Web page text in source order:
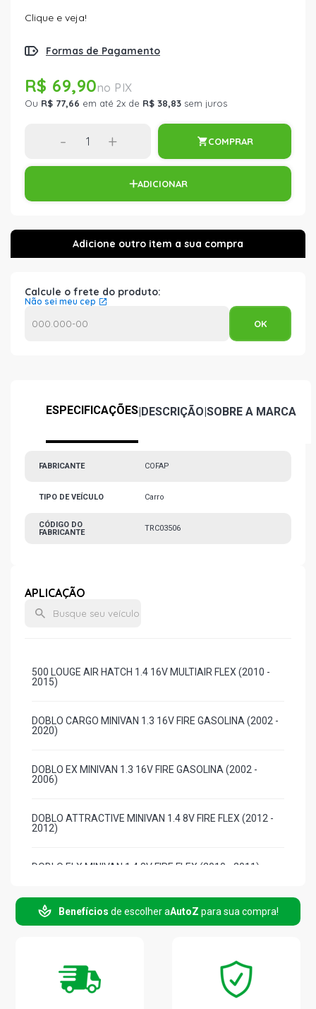
Clique e veja!
Formas de Pagamento
R$ 69,90
Ou R$ 77,66 em até 2x de R$ 38,83 sem juros
- + COMPRAR
ADICIONAR
Calcule o frete do produto:
Não sei meu cep
ESPECIFICAÇÕES|DESCRIÇÃO|SOBRE A MARCA
FABRICANTE COFAP
TIPO DE VEÍCULO Carro
CÓDIGO DO
FABRICANTE
TRC03506
APLICAÇÃO
500 LOUGE AIR HATCH 1.4 16V MULTIAIR FLEX (2010 -
2015)
DOBLO CARGO MINIVAN 1.3 16V FIRE GASOLINA (2002 -
2020)
DOBLO EX MINIVAN 1.3 16V FIRE GASOLINA (2002 -
2006)
DOBLO ATTRACTIVE MINIVAN 1.4 8V FIRE FLEX (2012 -
2012)
DOBLO ELX MINIVAN 1.4 8V FIRE FLEX (2010 - 2011)
DOBLO ADVENTURE-TRYON MINIVAN 1.8 8V
POWERTRAIN FLEX (2006 - 2020)
- 2021)
Benefícios de escolher aAutoZ para sua compra!